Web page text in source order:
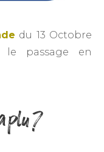
du 13 Octobre
le passage en
plu ?